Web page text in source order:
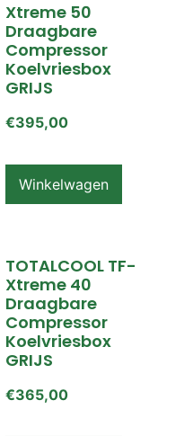
Xtreme 50
Draagbare
Compressor
Koelvriesbox
GRIJS
€395,00
Winkelwagen
TOTALCOOL TF-
Xtreme 40
Draagbare
Compressor
Koelvriesbox
GRIJS
€365,00